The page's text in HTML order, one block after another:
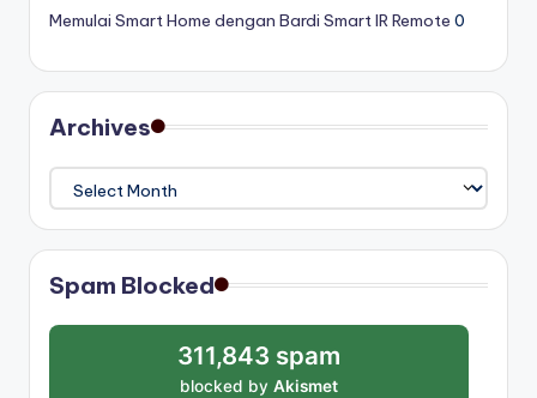
Memulai Smart Home dengan Bardi Smart IR Remote 0
Archives
Archives
Spam Blocked
311,843 spam
blocked by Akismet